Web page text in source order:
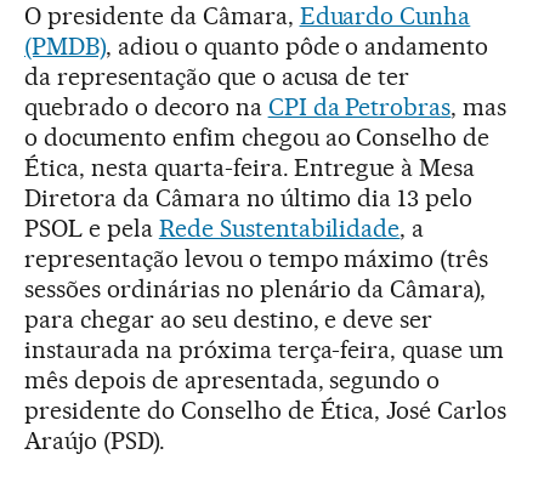
O presidente da Câmara, Eduardo Cunha
(PMDB), adiou o quanto pôde o andamento
da representação que o acusa de ter
quebrado o decoro na CPI da Petrobras, mas
o documento enfim chegou ao Conselho de
Ética, nesta quarta-feira. Entregue à Mesa
Diretora da Câmara no último dia 13 pelo
PSOL e pela Rede Sustentabilidade, a
representação levou o tempo máximo (três
sessões ordinárias no plenário da Câmara),
para chegar ao seu destino, e deve ser
instaurada na próxima terça-feira, quase um
mês depois de apresentada, segundo o
presidente do Conselho de Ética, José Carlos
Araújo (PSD).